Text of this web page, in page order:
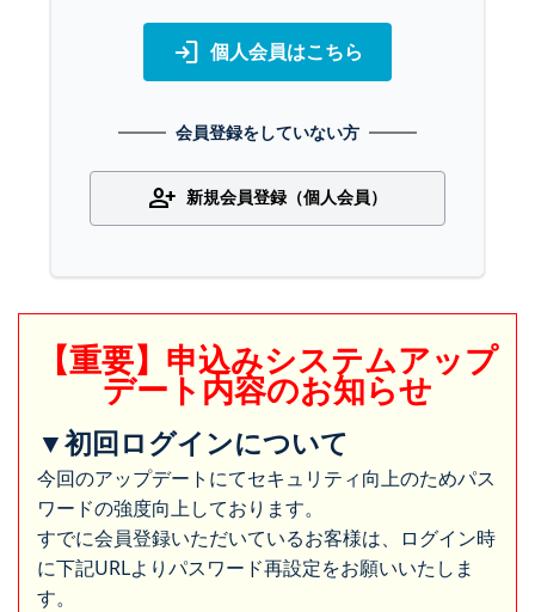
login 個人会員はこちら
会員登録をしていない方
person_add 新規会員登録（個人会員）
【重要】申込みシステムアップ
デート内容のお知らせ
▼初回ログインについて
今回のアップデートにてセキュリティ向上のためパス
ワードの強度向上しております。
すでに会員登録いただいているお客様は、ログイン時
に下記URLよりパスワード再設定をお願いいたしま
す。